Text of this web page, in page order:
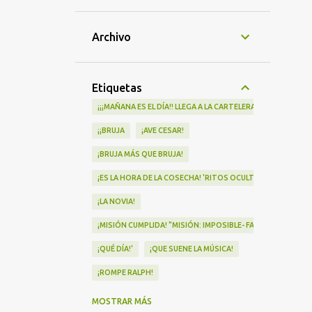
Archivo
Etiquetas
¡¡¡MAÑANA ES EL DÍA!! LLEGA A LA CARTELERA "MAD HEIDI"
¡¡BRUJA ¡AVE CESAR!
¡BRUJA MÁS QUE BRUJA!
¡ES LA HORA DE LA COSECHA! 'RITOS OCULTOS' LLEGA A
¡LA NOVIA!
¡MISIÓN CUMPLIDA! "MISIÓN: IMPOSIBLE- FALLOUT" Nº1 EN
¡QUÉ DÍA!' ¡QUE SUENE LA MÚSICA!
¡ROMPE RALPH!
¡VA POR NOSOTRAS!
MOSTRAR MÁS